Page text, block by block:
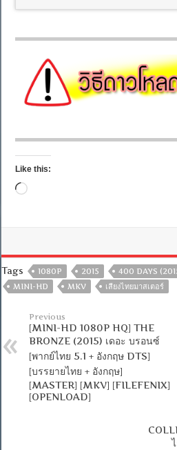
Like this:
Loading…
Tags 1080P 2015
400 DAYS
MINI-HD
MKV เสียงไทยมาสเตอร์
Previous
[MINI-HD 1080P HQ] THE
BRONZE (2015) เดอะ บรอนซ์
[พากย์ไทย 5.1 + อังกฤษ DTS]
[บรรยายไทย + อังกฤษ]
[MASTER] [MKV] [FILEFENIX]
[OPENLOAD]